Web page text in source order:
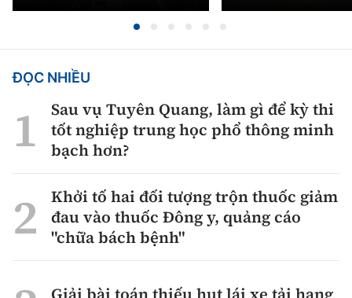
ĐỌC NHIỀU
Sau vụ Tuyên Quang, làm gì để kỳ thi
tốt nghiệp trung học phổ thông minh
bạch hơn?
Khởi tố hai đối tượng trộn thuốc giảm
đau vào thuốc Đông y, quảng cáo
"chữa bách bệnh"